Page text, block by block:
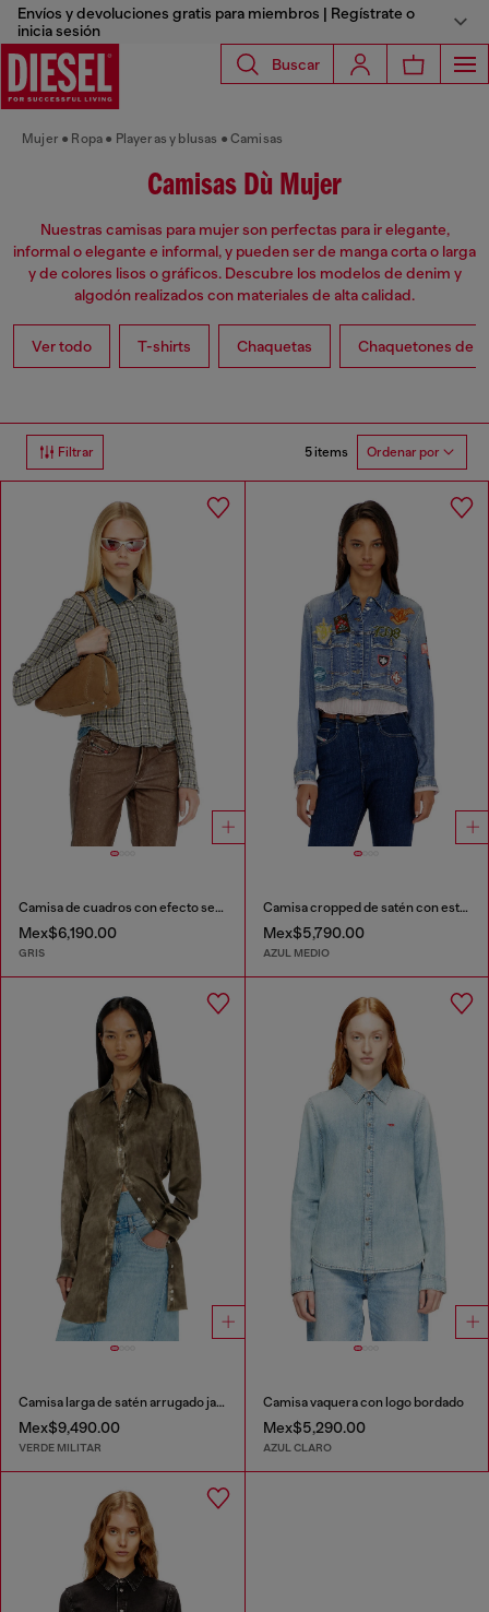
Envíos y devoluciones gratis para miembros | Regístrate o
inicia sesión
Buscar
Mujer Ropa Playeras y blusas Camisas
Camisas Dù Mujer
Nuestras camisas para mujer son perfectas para ir elegante,
informal o elegante e informal, y pueden ser de manga corta o larga
y de colores lisos o gráficos. Descubre los modelos de denim y
algodón realizados con materiales de alta calidad.
Ver todo T-shirts Chaquetas Chaquetones de
Filtrar 5 items Ordenar por
Camisa de cuadros con efecto seersucker
Mex$6,190.00
GRIS
Camisa cropped de satén con estampado denim trompe-l’oeil
Mex$5,790.00
AZUL MEDIO
Camisa larga de satén arrugado jacquard con logo
Mex$9,490.00
VERDE MILITAR
Camisa vaquera con logo bordado
Mex$5,290.00
AZUL CLARO